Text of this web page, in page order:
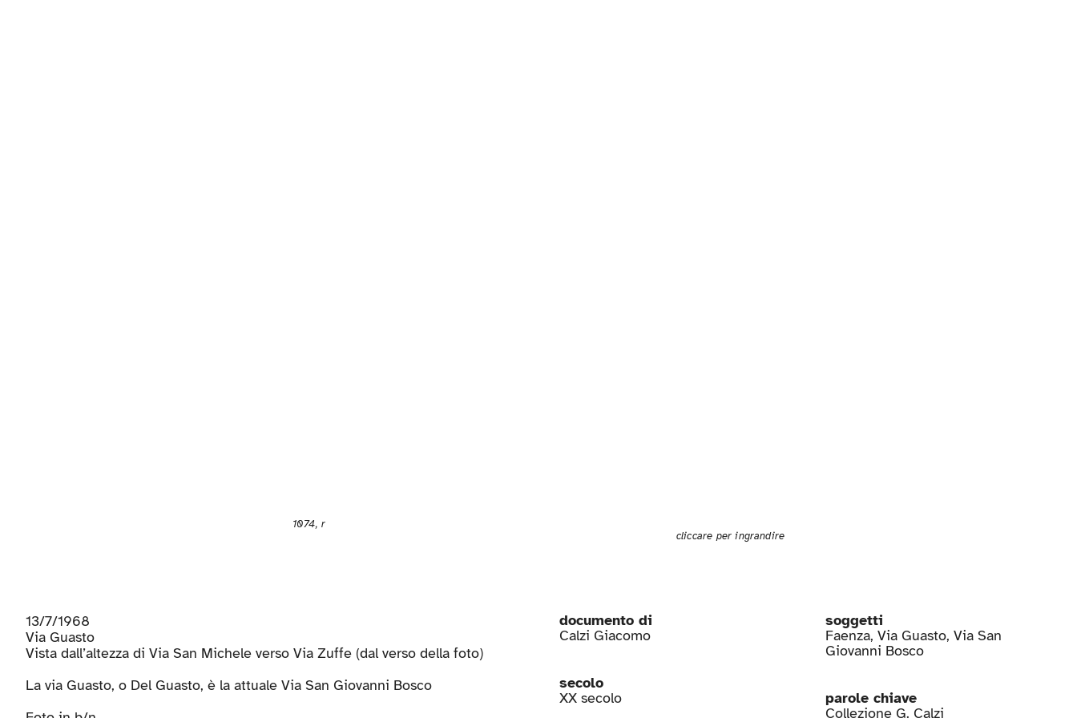
1074, r
cliccare per ingrandire
13/7/1968
Via Guasto
Vista dall’altezza di Via San Michele verso Via Zuffe (dal verso della foto)
La via Guasto, o Del Guasto, è la attuale Via San Giovanni Bosco
documento di
Calzi Giacomo
secolo
XX secolo
soggetti
Faenza,Via Guasto,Via San
Giovanni Bosco
parole chiave
Collezione G. Calzi